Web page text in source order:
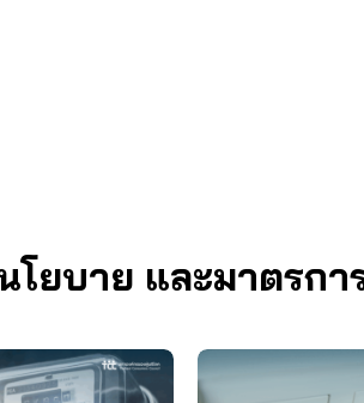
โยบาย และมาตรกา